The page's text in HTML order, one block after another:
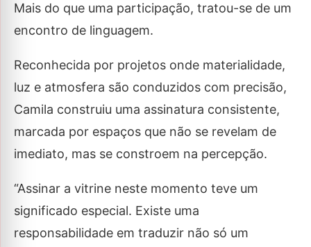
Mais do que uma participação, tratou-se de um
encontro de linguagem.
Reconhecida por projetos onde materialidade,
luz e atmosfera são conduzidos com precisão,
Camila construiu uma assinatura consistente,
marcada por espaços que não se revelam de
imediato, mas se constroem na percepção.
“Assinar a vitrine neste momento teve um
significado especial. Existe uma
responsabilidade em traduzir não só um